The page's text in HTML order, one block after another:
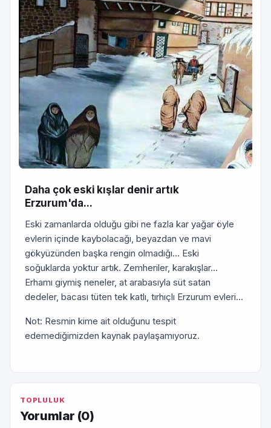
Daha çok eski kışlar denir artık
Erzurum'da...
Eski zamanlarda olduğu gibi ne fazla kar yağar öyle
evlerin içinde kaybolacağı, beyazdan ve mavi
gökyüzünden başka rengin olmadığı... Eski
soğuklarda yoktur artık. Zemheriler, karakışlar...
Erhamı giymiş neneler, at arabasıyla süt satan
dedeler, bacası tüten tek katlı, tırhıçlı Erzurum evleri...
Not: Resmin kime ait olduğunu tespit
edemediğimizden kaynak paylaşamıyoruz.
TOPLULUK
Yorumlar (0)